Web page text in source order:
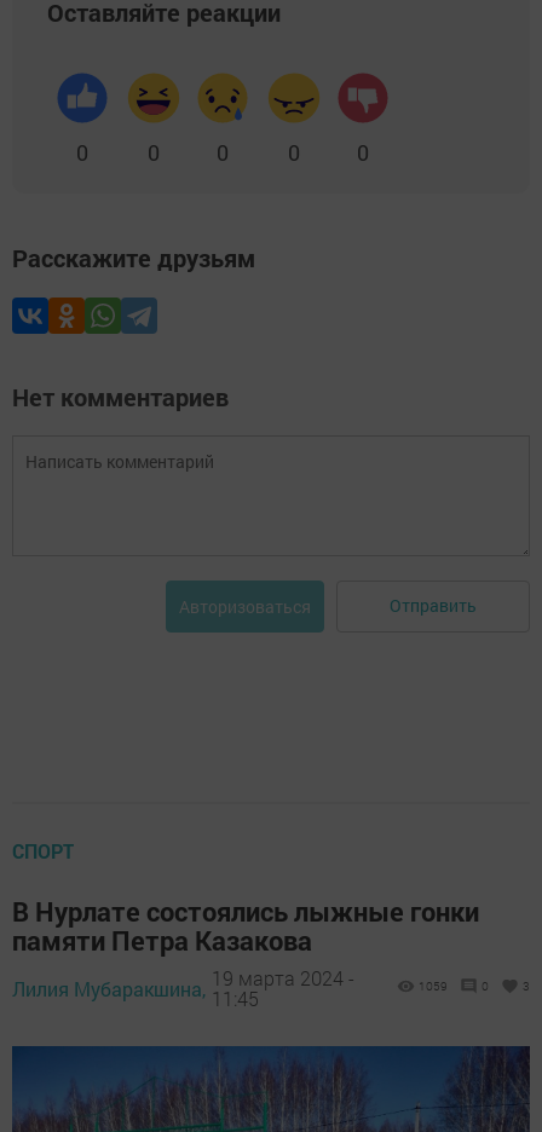
Оставляйте реакции
0 0 0 0 0
Расскажите друзьям
Нет комментариев
Авторизоваться Отправить
СПОРТ
В Нурлате состоялись лыжные гонки
памяти Петра Казакова
Лилия Мубаракшина, 19 марта 2024 -
11:45
1059 0 3